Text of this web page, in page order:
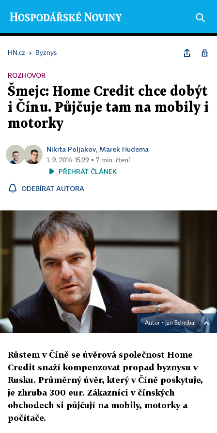
HN.cz › Byznys
ROZHOVOR
Šmejc: Home Credit chce dobýt
i Čínu. Půjčuje tam na mobily i
motorky
Nikita Poljakov, Marek Hudema
1. 9. 2014 15:29 ▪ 7 min. čtení
PŘEHRÁT ČLÁNEK
ODEBÍRAT AUTORA
Autor ▪ Jan Schejbal
Růstem v Číně se úvěrová společnost Home
Credit snaží kompenzovat propad byznysu v
Rusku. Průměrný úvěr, který v Číně poskytuje,
je zhruba 300 eur. Zákazníci v čínských
obchodech si půjčují na mobily, motorky a
počítače.